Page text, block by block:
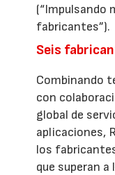
(“Impulsando
fabricantes”).
Seis
Combinando
con
global de
aplicaciones,
los
que superan